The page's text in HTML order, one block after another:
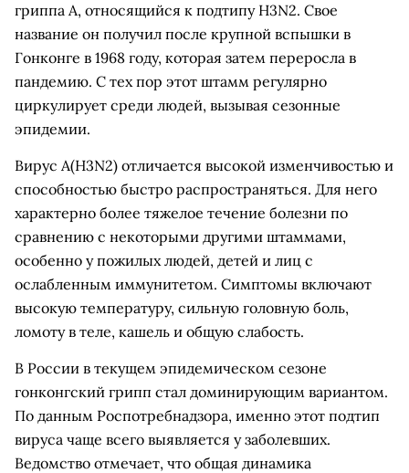
гриппа A, относящийся к подтипу H3N2. Свое
название он получил после крупной вспышки в
Гонконге в 1968 году, которая затем переросла в
пандемию. С тех пор этот штамм регулярно
циркулирует среди людей, вызывая сезонные
эпидемии.
Вирус A(H3N2) отличается высокой изменчивостью и
способностью быстро распространяться. Для него
характерно более тяжелое течение болезни по
сравнению с некоторыми другими штаммами,
особенно у пожилых людей, детей и лиц с
ослабленным иммунитетом. Симптомы включают
высокую температуру, сильную головную боль,
ломоту в теле, кашель и общую слабость.
В России в текущем эпидемическом сезоне
гонконгский грипп стал доминирующим вариантом.
По данным Роспотребнадзора, именно этот подтип
вируса чаще всего выявляется у заболевших.
Ведомство отмечает, что общая динамика